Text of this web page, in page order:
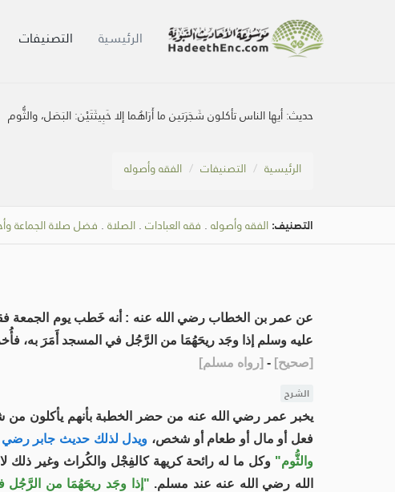
الرئيسية التصنيفات
حديث:أيها الناس تأكلون شَجَرَتين ما أَرَاهُما إلا خَبِيثَتَيْن: البَصَل، والثُّوم
الرئيسية التصنيفات الفقه وأصوله
التصنيف: الفقه وأصوله . فقه العبادات . الصلاة . فضل صلاة الجماعة
عن عمر بن الخطاب رضي الله عنه : أنه خَطب يوم الجمعة فقال
عليه وسلم إذا وجَد ريحَهُمَا من الرَّجُل في المسجد أَمَرَ به،
[صحيح]
-
[رواه مسلم]
الشرح
يخبر عمر رضي الله عنه من حضر الخطبة بأنهم يأكلون من
فعل أو مال أو طعام أو شخص، ويدل لذلك حديث جابر رضي
والثُّوم" وكل ما له رائحة كريهة كالفِجْل والكُراث وغير ذلك
الله رضي الله عنه عند مسلم. "إذا وجَد ريحَهُمَا من الرَّجُل